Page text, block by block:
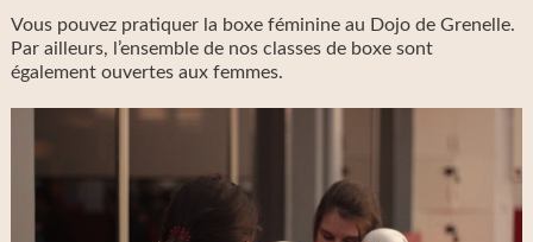
Vous pouvez pratiquer la boxe féminine au Dojo de Grenelle.
Par ailleurs, l’ensemble de nos classes de boxe sont
également ouvertes aux femmes.